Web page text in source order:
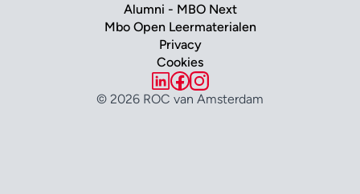
Alumni - MBO Next
Mbo Open Leermaterialen
Privacy
Cookies
© 2026 ROC van Amsterdam